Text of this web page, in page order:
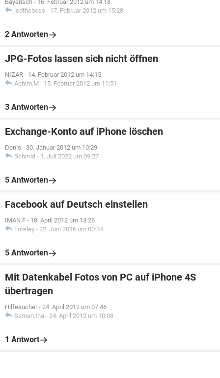
Bayerisch - 16. Februar 2012 um 14:18
jedtheboss - 17. Februar 2012 um 15:28
2 Antworten
JPG-Fotos lassen sich nicht öffnen
NIZAR - 14. Februar 2012 um 14:15
Achim.M - 15. Februar 2012 um 11:51
3 Antworten
Exchange-Konto auf iPhone löschen
Denis - 30. Januar 2012 um 10:29
Schmid - 1. Juli 2022 um 09:27
5 Antworten
Facebook auf Deutsch einstellen
IMAN.F - 18. April 2012 um 13:26
Loreley - 22. Juni 2016 um 00:34
5 Antworten
Mit Datenkabel Fotos von PC auf iPhone 4S
übertragen
Hilfesucher - 24. April 2012 um 07:46
Saman.tha - 24. April 2012 um 10:08
1 Antwort